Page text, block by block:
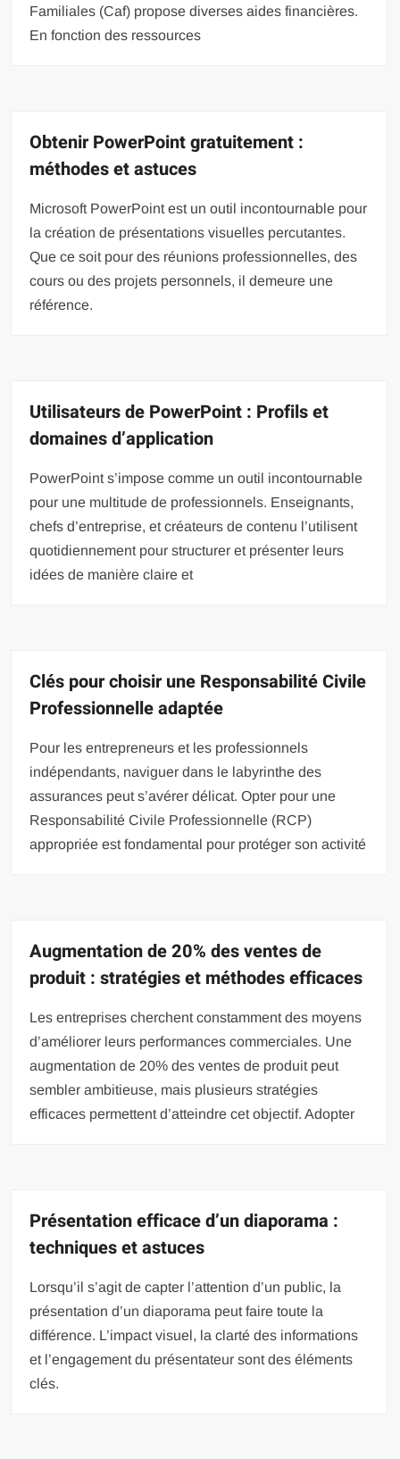
Familiales (Caf) propose diverses aides financières.
En fonction des ressources
Obtenir PowerPoint gratuitement :
méthodes et astuces
Microsoft PowerPoint est un outil incontournable pour
la création de présentations visuelles percutantes.
Que ce soit pour des réunions professionnelles, des
cours ou des projets personnels, il demeure une
référence.
Utilisateurs de PowerPoint : Profils et
domaines d’application
PowerPoint s’impose comme un outil incontournable
pour une multitude de professionnels. Enseignants,
chefs d’entreprise, et créateurs de contenu l’utilisent
quotidiennement pour structurer et présenter leurs
idées de manière claire et
Clés pour choisir une Responsabilité Civile
Professionnelle adaptée
Pour les entrepreneurs et les professionnels
indépendants, naviguer dans le labyrinthe des
assurances peut s’avérer délicat. Opter pour une
Responsabilité Civile Professionnelle (RCP)
appropriée est fondamental pour protéger son activité
Augmentation de 20% des ventes de
produit : stratégies et méthodes efficaces
Les entreprises cherchent constamment des moyens
d’améliorer leurs performances commerciales. Une
augmentation de 20% des ventes de produit peut
sembler ambitieuse, mais plusieurs stratégies
efficaces permettent d’atteindre cet objectif. Adopter
Présentation efficace d’un diaporama :
techniques et astuces
Lorsqu’il s’agit de capter l’attention d’un public, la
présentation d’un diaporama peut faire toute la
différence. L’impact visuel, la clarté des informations
et l’engagement du présentateur sont des éléments
clés.